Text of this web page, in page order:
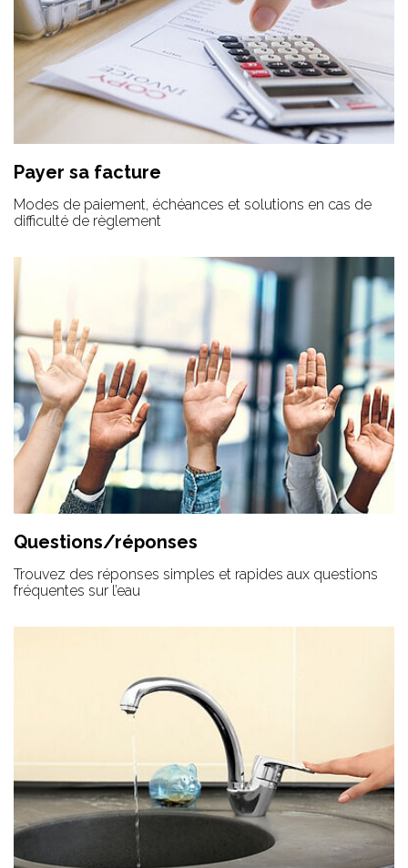
Payer sa facture
Modes de paiement, échéances et solutions en cas de
difficulté de règlement
Questions/réponses
Trouvez des réponses simples et rapides aux questions
fréquentes sur l’eau